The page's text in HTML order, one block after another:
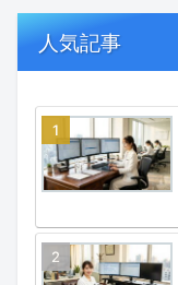
人気記事